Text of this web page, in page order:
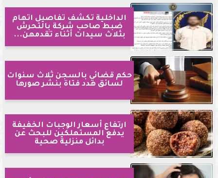
الداخلية تكشف تفاصيل اتهام
ضبط صاحب شركة بالتحرش
بثلاث سيدات أثناء تقدمهن...
حكم قضائي بالسجن ثلاث سنوات
لسائق هدد فتاة بنشر صورها
ارتفاع أسعار الوجبات الخفيفة
يدفع المستهلكين للبحث عن
بدائل منزلية صحية